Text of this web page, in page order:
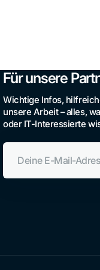
Für unsere
Wichtige Infos,
unsere Arbeit – alles,
oder IT-Interessierte
Deine